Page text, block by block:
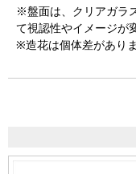
※盤面は、クリアガラ
て視認性やイメージが
※造花は個体差がありま